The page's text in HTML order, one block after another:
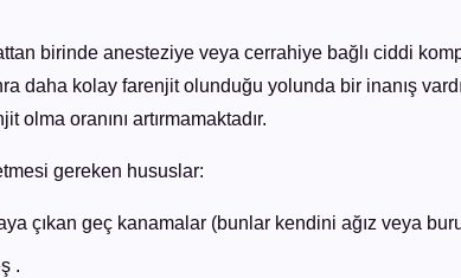
birinde anesteziye veya cerrahiye bağlı ciddi
daha kolay farenjit olunduğu yolunda bir inanış
olma oranını artırmamaktadır.
gereken hususlar:
çıkan geç kanamalar (bunlar kendini ağız veya
.